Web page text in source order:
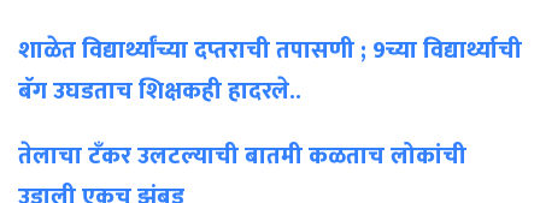
शाळेत विद्यार्थ्यांच्या दप्तराची तपासणी ; 9च्या विद्यार्थ्याची
बॅग उघडताच शिक्षकही हादरले..
तेलाचा टँकर उलटल्याची बातमी कळताच लोकांची